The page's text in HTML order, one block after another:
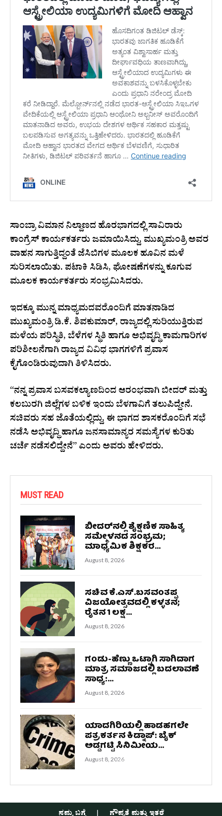
ಸಾಂಬ್ರಾ ವಿಮಾನ ನಿಲ್ದಾಣದ ಹೊರಭಾಗದಲ್ಲಿ ಸಾವಿರಾರು
ಕಾಂಗ್ರೆಸ್ ಕಾರ್ಯಕರ್ತರು ಜಮಾಯಿಸಿದ್ದು, ಮುಖ್ಯಮಂತ್ರಿ ಅವರ
ವಾಹನ ಸಾಗುತ್ತಿದ್ದಂತೆ ಜೆಸಿಬಿಗಳ ಮೂಲಕ ಹೂವಿನ ಮಳೆ
ಸುರಿಸಲಾಯಿತು. ಪಟಾಕಿ ಸಿಡಿಸಿ, ಘೋಷಣೆಗಳನ್ನು ಕೂಗುವ
ಮೂಲಕ ಕಾರ್ಯಕರ್ತರು ಸಂಭ್ರಮಿಸಿದರು.
ಇದಕ್ಕೂ ಮುನ್ನ ಮಾಧ್ಯಮದವರೊಂದಿಗೆ ಮಾತನಾಡಿದ
ಮುಖ್ಯಮಂತ್ರಿ ಡಿ.ಕೆ. ಶಿವಕುಮಾರ್, ರಾಜ್ಯದಲ್ಲಿ ಸುರಿಯುತ್ತಿರುವ
ಮಳೆಯ ಪರಿಸ್ಥಿತಿ, ಬೆಳೆಗಳ ಸ್ಥಿತಿ ಹಾಗೂ ಅಭಿವೃದ್ಧಿ ಕಾಮಗಾರಿಗಳ
ಪರಿಶೀಲನೆಗಾಗಿ ರಾಜ್ಯದ ವಿವಿಧ ಭಾಗಗಳಿಗೆ ಪ್ರವಾಸ
ಕೈಗೊಂಡಿರುವುದಾಗಿ ತಿಳಿಸಿದರು.
“ನನ್ನ ಪ್ರವಾಸ ಬಸವಕಲ್ಯಾಣದಿಂದ ಆರಂಭವಾಗಿ ಬೀದರ್ ಮತ್ತು
ಕಲಬುರಗಿ ಜಿಲ್ಲೆಗಳ ಬಳಿಕ ಇಂದು ಬೆಳಗಾವಿಗೆ ತಲುಪಿದ್ದೇನೆ.
ಸಚಿವರು ಸಹ ಜೊತೆಯಲ್ಲಿದ್ದು, ಈ ಭಾಗದ ಶಾಸಕರೊಂದಿಗೆ ಸಭೆ
ನಡೆಸಿ ಅಭಿವೃದ್ಧಿ ಹಾಗೂ ಜನಸಾಮಾನ್ಯರ ಸಮಸ್ಯೆಗಳ ಕುರಿತು
ಚರ್ಚೆ ನಡೆಸಲಿದ್ದೇನೆ” ಎಂದು ಅವರು ಹೇಳಿದರು.
MUST READ
ಬೀದರ್‌ನಲ್ಲಿ ಶೈಕ್ಷಣಿಕ ಸಾಹಿತ್ಯ
ಸಮ್ಮೇಳನದ ಸಂಭ್ರಮ;
ಮಾಧ್ಯಮಿಕ ಶಿಕ್ಷಕರ...
August 8, 2026
ಸಚಿವ ಕೆ.ಎಸ್.ಬಸವಂತಪ್ಪ
ವಿಜಯೋತ್ಸವದಲ್ಲಿ ಕಳ್ಳತನ;
ರೈತನ 1 ಲಕ್ಷ...
August 8, 2026
ಗಂಡು-ಹೆಣ್ಣು ಒಟ್ಟಾಗಿ ಸಾಗಿದಾಗ
ಮಾತ್ರ ಸಮಾಜದಲ್ಲಿ ಬದಲಾವಣೆ
ಸಾಧ್ಯ:...
August 8, 2026
ಯಾದಗಿರಿಯಲ್ಲಿ ಹಾಡಹಗಲೇ
ಪತ್ರಕರ್ತನ ಕಿಡ್ನಾಪ್‌: ಬೈಕ್
ಅಡ್ಡಗಟ್ಟಿ ಸಿನಿಮೀಯ...
August 8, 2026